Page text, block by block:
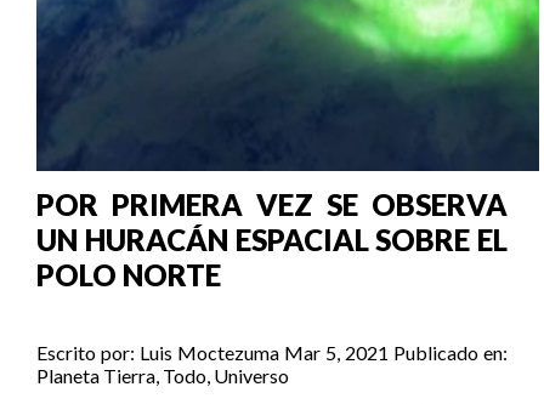
POR PRIMERA VEZ SE OBSERVA
UN HURACÁN ESPACIAL SOBRE EL
POLO NORTE
Escrito por: Luis Moctezuma Mar 5, 2021 Publicado en:
Planeta Tierra, Todo, Universo